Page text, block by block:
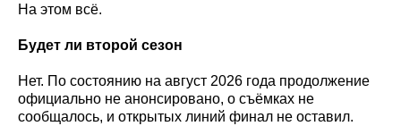
На этом всё.
Будет ли второй сезон
Нет. По состоянию на август 2026 года продолжение
официально не анонсировано, о съёмках не
сообщалось, и открытых линий финал не оставил.